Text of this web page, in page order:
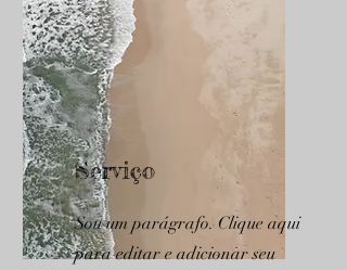
Serviço
Sou um parágrafo. Clique aqui
para editar e adicionar seu